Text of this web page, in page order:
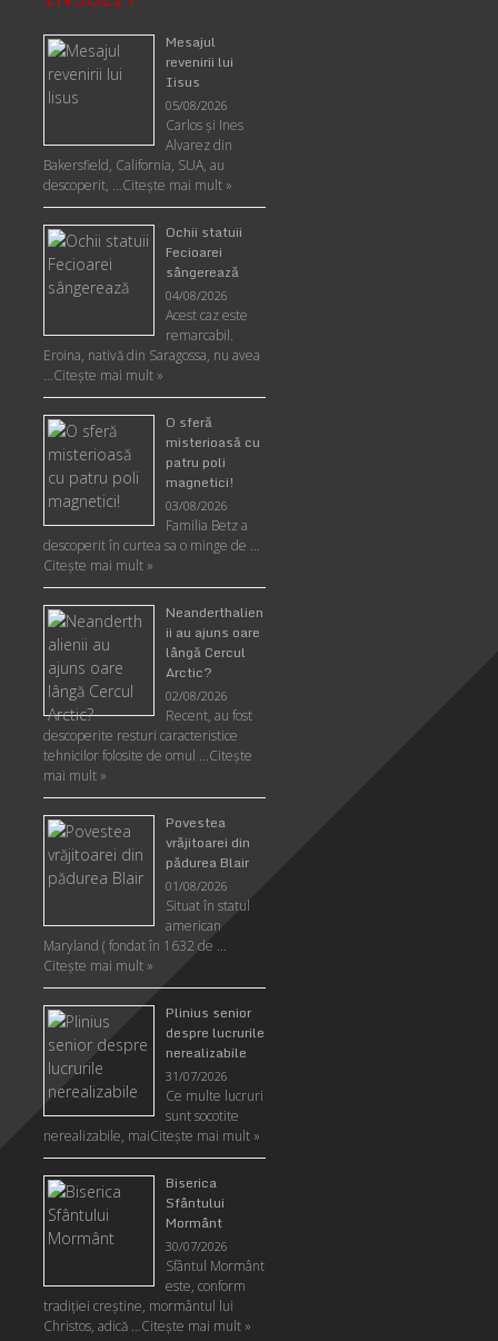
Mesajul
revenirii lui
Iisus
05/08/2026
Carlos şi Ines
Alvarez din
Bakersfield, California, SUA, au
descoperit, …Citeşte mai mult »
Ochii statuii
Fecioarei
sângerează
04/08/2026
Acest caz este
remarcabil.
Eroina, nativă din Saragossa, nu avea
…Citeşte mai mult »
O sferă
misterioasă cu
patru poli
magnetici!
03/08/2026
Familia Betz a
descoperit în curtea sa o minge de …
Citeşte mai mult »
Neanderthalien
ii au ajuns oare
lângă Cercul
Arctic?
02/08/2026
Recent, au fost
descoperite resturi caracteristice
tehnicilor folosite de omul …Citeşte
mai mult »
Povestea
vrăjitoarei din
pădurea Blair
01/08/2026
Situat în statul
american
Maryland ( fondat în 1632 de …
Citeşte mai mult »
Plinius senior
despre lucrurile
nerealizabile
31/07/2026
Ce multe lucruri
sunt socotite
nerealizabile, maiCiteşte mai mult »
Biserica
Sfântului
Mormânt
30/07/2026
Sfântul Mormânt
este, conform
tradiţiei creştine, mormântul lui
Christos, adică …Citeşte mai mult »